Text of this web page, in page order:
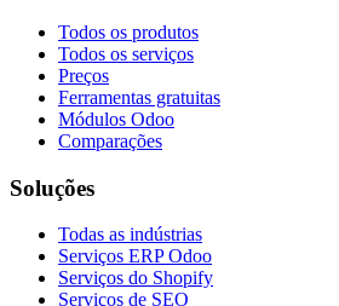
Todos os produtos
Todos os serviços
Preços
Ferramentas gratuitas
Módulos Odoo
Comparações
Soluções
Todas as indústrias
Serviços ERP Odoo
Serviços do Shopify
Serviços de SEO